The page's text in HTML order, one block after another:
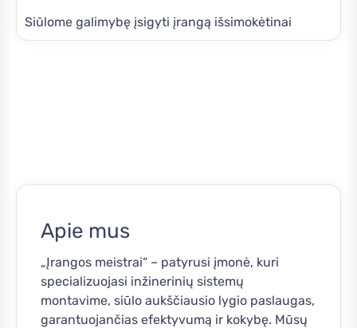
Siūlome galimybę įsigyti įrangą išsimokėtinai
Apie mus
„Įrangos meistrai“ – patyrusi įmonė, kuri
specializuojasi inžinerinių sistemų
montavime, siūlo aukščiausio lygio paslaugas,
garantuojančias efektyvumą ir kokybę. Mūsų